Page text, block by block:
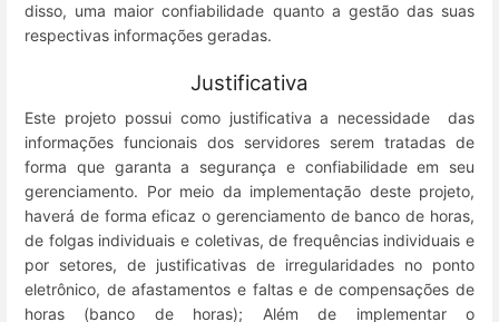
disso, uma maior confiabilidade quanto a gestão das suas
respectivas informações geradas.
Justificativa
Este projeto possui como justificativa a necessidade das
informações funcionais dos servidores serem tratadas de
forma que garanta a segurança e confiabilidade em seu
gerenciamento. Por meio da implementação deste projeto,
haverá de forma eficaz o gerenciamento de banco de horas,
de folgas individuais e coletivas, de frequências individuais e
por setores, de justificativas de irregularidades no ponto
eletrônico, de afastamentos e faltas e de compensações de
horas (banco de horas); Além de implementar o